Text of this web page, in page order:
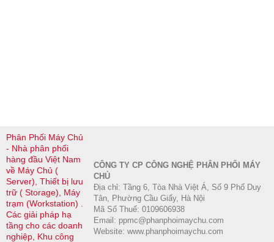
Phân Phối Máy Chủ
- Nhà phân phối
hàng đầu Việt Nam
về Máy Chủ (
Server), Thiết bị lưu
trữ ( Storage), Máy
trạm (Workstation) .
Các giải pháp hạ
tầng cho các doanh
nghiệp, Khu công
CÔNG TY CP CÔNG NGHỆ PHÂN PHỐI MÁY
CHỦ
Địa chỉ: Tầng 6, Tòa Nhà Việt Á, Số 9 Phố Duy
Tân, Phường Cầu Giấy, Hà Nội
Mã Số Thuế: 0109606938
Email: ppmc@phanphoimaychu.com
Website: www.phanphoimaychu.com